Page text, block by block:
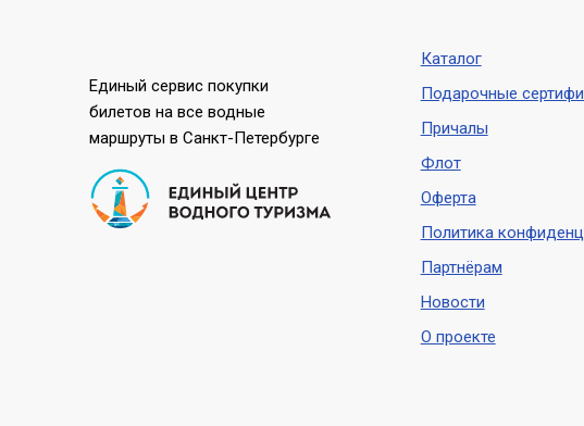
Единый сервис покупки
билетов на все водные
маршруты в Санкт-Петербурге
Каталог
Подарочные
Причалы
Флот
Оферта
Политика
Партнёрам
Новости
О проекте